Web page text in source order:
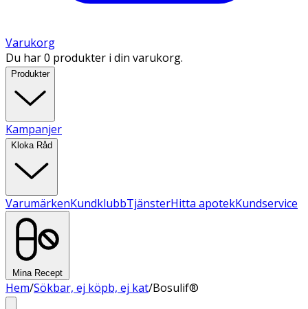
Varukorg
Du har 0 produkter i din varukorg.
Produkter
Kampanjer
Kloka Råd
VarumärkenKundklubbTjänsterHitta apotekKundservice
Mina Recept
Hem/Sökbar, ej köpb, ej kat/Bosulif®